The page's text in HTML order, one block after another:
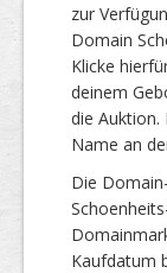
zur
Domain
Klicke
deinem
die Auktion.
Name an
Die
Kaufdatum